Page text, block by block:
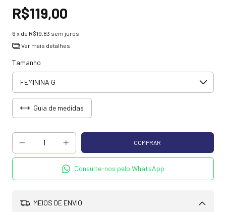
R$119,00
6 x de R$19,83 sem juros
Ver mais detalhes
Tamanho
Guia de medidas
Consulte-nos pelo WhatsApp
MEIOS DE ENVIO